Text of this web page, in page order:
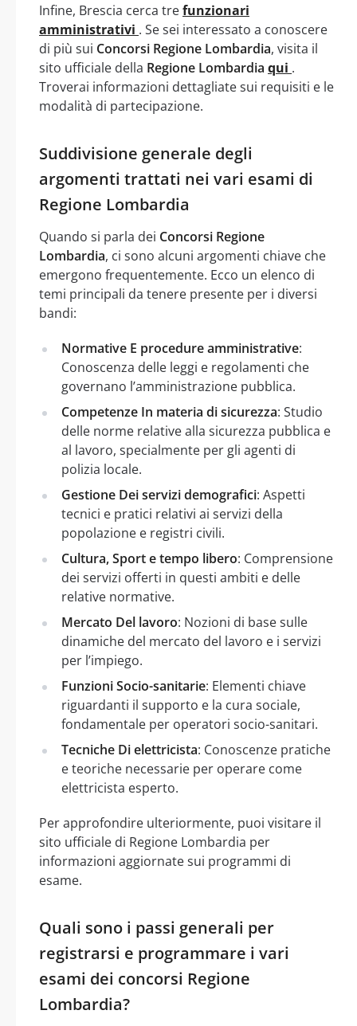
Infine, Brescia cerca trefunzionari
amministrativi . Se sei interessato a conoscere
di più sui Concorsi Regione Lombardia, visita il
sito ufficiale della Regione Lombardia qui .
Troverai informazioni dettagliate sui requisiti e le
modalità di partecipazione.
Suddivisione generale degli
argomenti trattati nei vari esami di
Regione Lombardia
Quando si parla dei Concorsi Regione
Lombardia, ci sono alcuni argomenti chiave che
emergono frequentemente. Ecco un elenco di
temi principali da tenere presente per i diversi
bandi:
Normative E procedure amministrative:
Conoscenza delle leggi e regolamenti che
governano l’amministrazione pubblica.
Competenze In materia di sicurezza: Studio
delle norme relative alla sicurezza pubblica e
al lavoro, specialmente per gli agenti di
polizia locale.
Gestione Dei servizi demografici: Aspetti
tecnici e pratici relativi ai servizi della
popolazione e registri civili.
Cultura, Sport e tempo libero: Comprensione
dei servizi offerti in questi ambiti e delle
relative normative.
Mercato Del lavoro: Nozioni di base sulle
dinamiche del mercato del lavoro e i servizi
per l’impiego.
Funzioni Socio-sanitarie: Elementi chiave
riguardanti il supporto e la cura sociale,
fondamentale per operatori socio-sanitari.
Tecniche Di elettricista: Conoscenze pratiche
e teoriche necessarie per operare come
elettricista esperto.
Per approfondire ulteriormente, puoi visitare il
sito ufficiale di Regione Lombardia per
informazioni aggiornate sui programmi di
esame.
Quali sono i passi generali per
registrarsi e programmare i vari
esami dei concorsi Regione
Lombardia?